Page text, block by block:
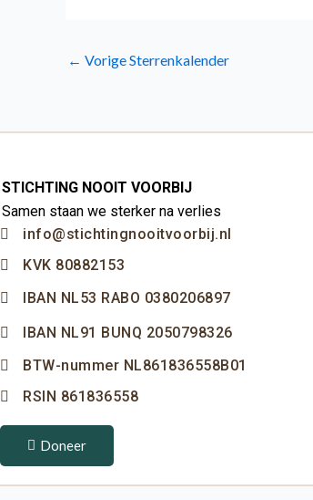
← Vorige Sterrenkalender
STICHTING NOOIT VOORBIJ
Samen staan we sterker na verlies
info@stichtingnooitvoorbij.nl
KVK 80882153
IBAN NL53 RABO 0380206897
IBAN NL91 BUNQ 2050798326
BTW-nummer NL861836558B01
RSIN 861836558
Doneer